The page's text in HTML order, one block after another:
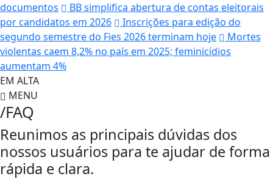
documentos
BB simplifica abertura de contas eleitorais
por candidatos em 2026
Inscrições para edição do
segundo semestre do Fies 2026 terminam hoje
Mortes
violentas caem 8,2% no país em 2025; feminicídios
aumentam 4%
EM ALTA
MENU
/FAQ
Reunimos as principais dúvidas dos
nossos usuários para te ajudar de forma
rápida e clara.